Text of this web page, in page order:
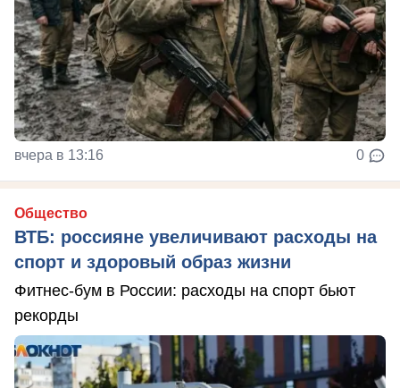
вчера в 13:16 0
Общество
ВТБ: россияне увеличивают расходы на
спорт и здоровый образ жизни
Фитнес-бум в России: расходы на спорт бьют
рекорды